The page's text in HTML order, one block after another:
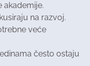
akademije.
na razvoj.
veće
često ostaju